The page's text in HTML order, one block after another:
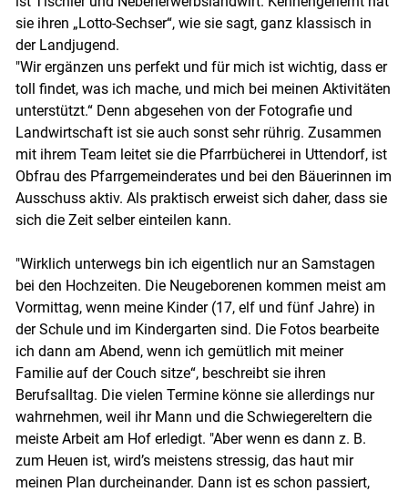
sie ihren „Lotto-Sechser“, wie sie sagt, ganz klassisch in
der Landjugend.
"Wir ergänzen uns perfekt und für mich ist wichtig, dass er
toll findet, was ich mache, und mich bei meinen Aktivitäten
unterstützt.“ Denn abgesehen von der Fotografie und
Landwirtschaft ist sie auch sonst sehr rührig. Zusammen
mit ihrem Team leitet sie die Pfarrbücherei in Uttendorf, ist
Obfrau des Pfarrgemeinderates und bei den Bäuerinnen im
Ausschuss aktiv. Als praktisch erweist sich daher, dass sie
sich die Zeit selber einteilen kann.
"Wirklich unterwegs bin ich eigentlich nur an Samstagen
bei den Hochzeiten. Die Neugeborenen kommen meist am
Vormittag, wenn meine Kinder (17, elf und fünf Jahre) in
der Schule und im Kindergarten sind. Die Fotos bearbeite
ich dann am Abend, wenn ich gemütlich mit meiner
Familie auf der Couch sitze“, beschreibt sie ihren
Berufsalltag. Die vielen Termine könne sie allerdings nur
wahrnehmen, weil ihr Mann und die Schwiegereltern die
meiste Arbeit am Hof erledigt. "Aber wenn es dann z. B.
zum Heuen ist, wird’s meistens stressig, das haut mir
meinen Plan durcheinander. Dann ist es schon passiert,